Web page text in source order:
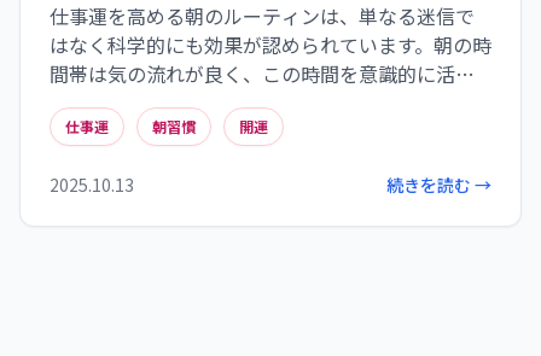
仕事運を高める朝のルーティンは、単なる迷信で
はなく科学的にも効果が認められています。朝の時
間帯は気の流れが良く、この時間を意識的に活用
することで一日の運気を整えられます。感謝の言葉
を口にする習慣や計画立て、軽い運動、情報収集
の部屋の整え方も重要で、光と空気の入れ替え、
水回りの清潔さ、寝具の整理、玄関の掃除が金運
仕事運 朝習慣 開運
2025.10.13 続きを読む →